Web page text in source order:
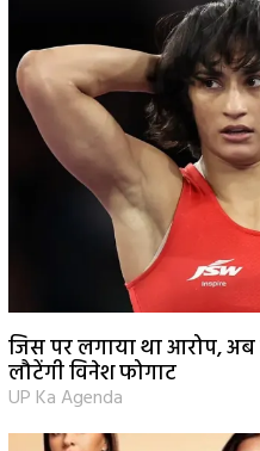
जिस पर लगाया था आरोप,
लौटेंगी विनेश फोगाट
UP Ka Agenda